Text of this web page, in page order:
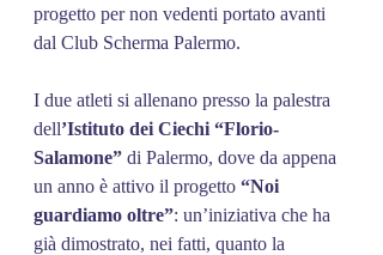
progetto per non vedenti portato avanti
dal Club Scherma Palermo.
I due atleti si allenano presso la palestra
dell’Istituto dei Ciechi “Florio-
Salamone” di Palermo, dove da appena
un anno è attivo il progetto “Noi
guardiamo oltre”: un’iniziativa che ha
già dimostrato, nei fatti, quanto la